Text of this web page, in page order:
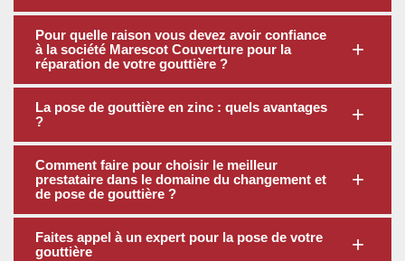
Pour quelle raison vous devez avoir confiance
à la société Marescot Couverture pour la
réparation de votre gouttière ?
La pose de gouttière en zinc : quels avantages
?
Comment faire pour choisir le meilleur
prestataire dans le domaine du changement et
de pose de gouttière ?
Faites appel à un expert pour la pose de votre
gouttière